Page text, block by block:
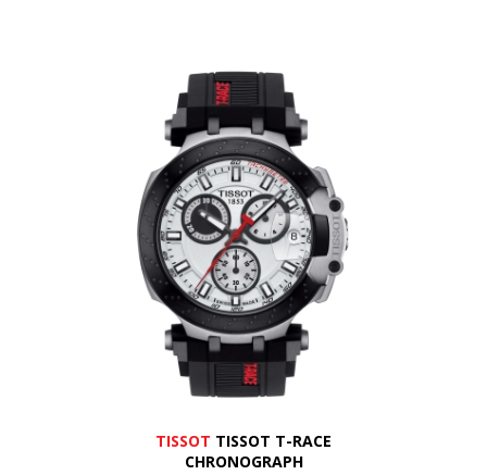
TISSOT TISSOT T-RACE
CHRONOGRAPH